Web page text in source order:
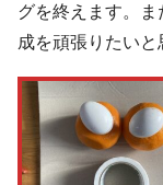
グを終えます。
成を頑張りたいと